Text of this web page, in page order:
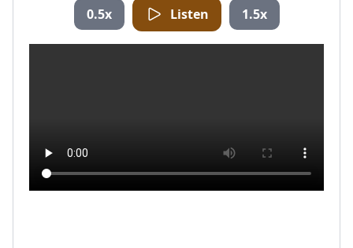
0.5x Listen 1.5x